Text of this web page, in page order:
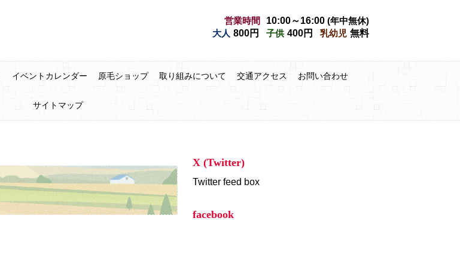
営業時間 10:00～16:00 (年中無休)
大人 800円 子供 400円 乳幼児 無料
イベントカレンダー 原毛ショップ 取り組みについて 交通アクセス お問い合わせ
サイトマップ
X (Twitter)
Twitter feed box
facebook